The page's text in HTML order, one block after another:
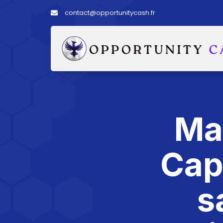
contact@opportunitycash.fr